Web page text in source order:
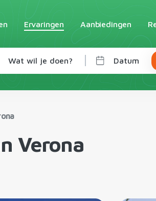
Ervaringen Aanbiedingen
Wat wil je doen? Datum
Verona